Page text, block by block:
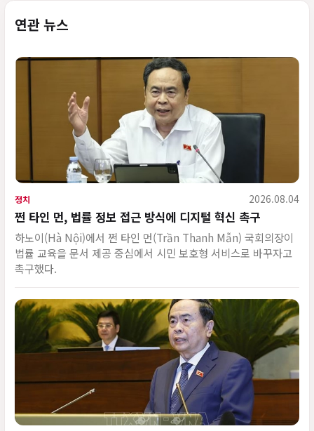
연관 뉴스
정치 2026.08.04
쩐 타인 먼, 법률 정보 접근 방식에 디지털 혁신 촉구
하노이(Hà Nội)에서 쩐 타인 먼(Trần Thanh Mẫn) 국회의장이
법률 교육을 문서 제공 중심에서 시민 보호형 서비스로 바꾸자고
촉구했다.